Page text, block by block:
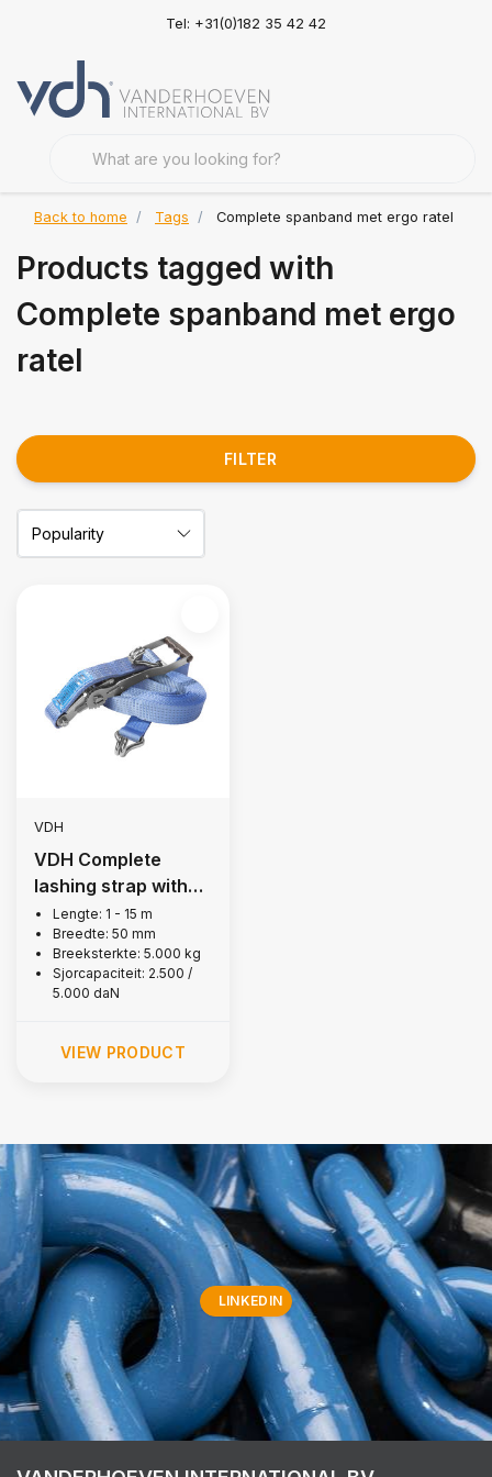
Tel: +31(0)182 35 42 42
Back to home Tags Complete spanband met ergo ratel
Products tagged with
Complete spanband met ergo
ratel
FILTER
VDH
VDH Complete
lashing strap with
ergo ratchet, 5,000
kg
Lengte: 1 - 15 m
Breedte: 50 mm
Breeksterkte: 5.000 kg
Sjorcapaciteit: 2.500 /
5.000 daN
VIEW PRODUCT
LINKEDIN